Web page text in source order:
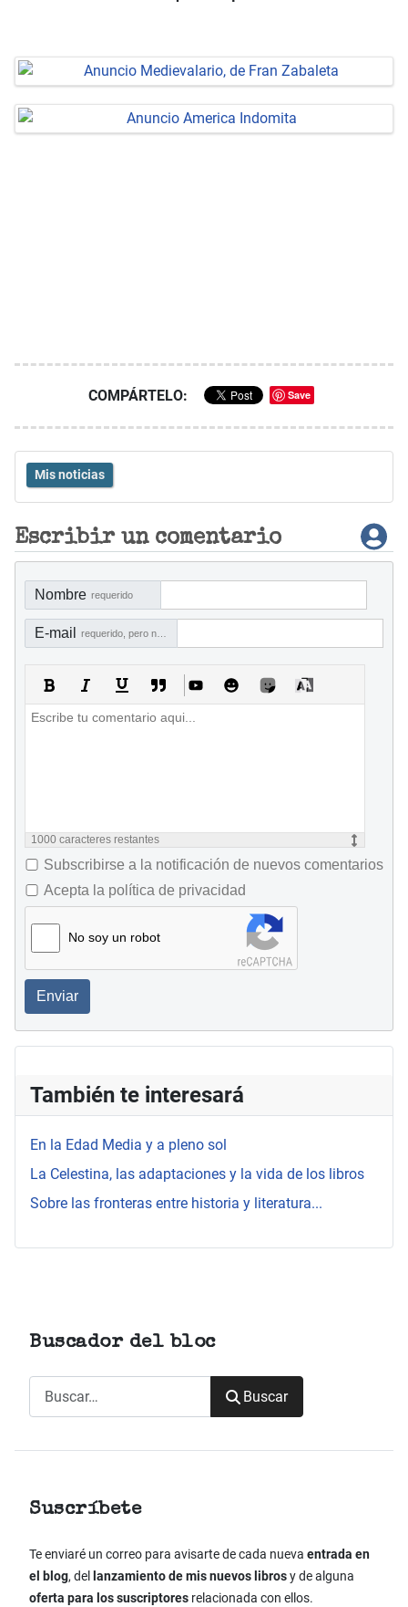
COMPÁRTELO: Save
Mis noticias
Escribir un comentario
Nombre requerido
E-mail
1000 caracteres restantes
Subscribirse a la notificación de nuevos comentarios
Acepta la política de privacidad
No soy un robot
Enviar
También te interesará
En la Edad Media y a pleno sol
La Celestina, las adaptaciones y la vida de los libros
Sobre las fronteras entre historia y literatura...
Buscador del bloc
Buscar
Suscríbete
Te enviaré un correo para avisarte de cada nueva entrada en
el blog, del lanzamiento de mis nuevos librosy de alguna
oferta para los suscriptores relacionada con ellos.